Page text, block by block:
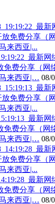
最新
费分享（网
来西亚|… 08/
最新
费分享（网
来西亚|… 08/
最新
费分享（网
来西亚|… 08/